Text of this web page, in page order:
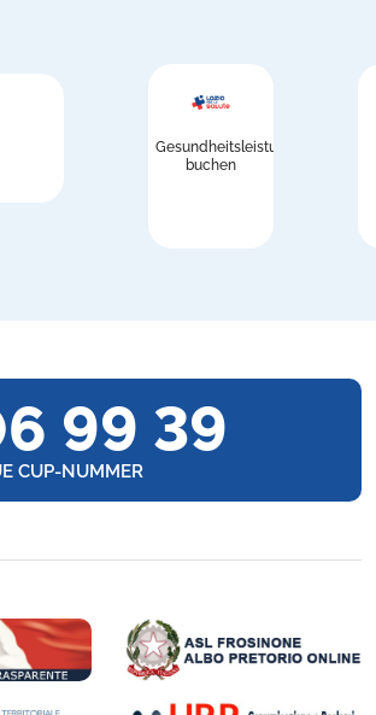
Gesundheitsleistungen
buchen
99 39
CUP-NUMMER